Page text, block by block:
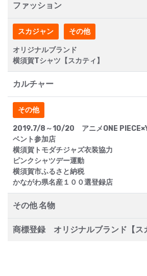
ファッション
スカジャン その他
オリジナルブランド
横須賀Tシャツ【スカティ】
カルチャー
その他
2019.7/8～10/20 アニメONE
ベント参加店
横須賀トモダチジャズ衣装協力
ピンクシャツデー運動
横須賀市ふるさと納税
かながわ県名産１００選登録店
その他 名物
商標登録 オリジナルブランド【ス